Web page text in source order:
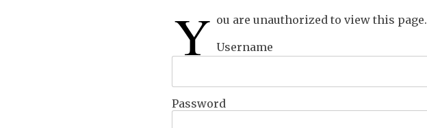
Y ou are unauthorized to view this page.
Username
Password